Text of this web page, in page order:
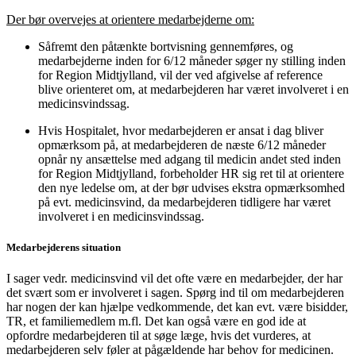
Der bør overvejes at orientere medarbejderne om:
Såfremt den påtænkte bortvisning gennemføres, og
medarbejderne inden for 6/12 måneder søger ny stilling inden
for Region Midtjylland, vil der ved afgivelse af reference
blive orienteret om, at medarbejderen har været involveret i en
medicinsvindssag.
Hvis Hospitalet, hvor medarbejderen er ansat i dag bliver
opmærksom på, at medarbejderen de næste 6/12 måneder
opnår ny ansættelse med adgang til medicin andet sted inden
for Region Midtjylland, forbeholder HR sig ret til at orientere
den nye ledelse om, at der bør udvises ekstra opmærksomhed
på evt. medicinsvind, da medarbejderen tidligere har været
involveret i en medicinsvindssag.
Medarbejderens situation
I sager vedr. medicinsvind vil det ofte være en medarbejder, der har
det svært som er involveret i sagen. Spørg ind til om medarbejderen
har nogen der kan hjælpe vedkommende, det kan evt. være bisidder,
TR, et familiemedlem m.fl. Det kan også være en god ide at
opfordre medarbejderen til at søge læge, hvis det vurderes, at
medarbejderen selv føler at pågældende har behov for medicinen.